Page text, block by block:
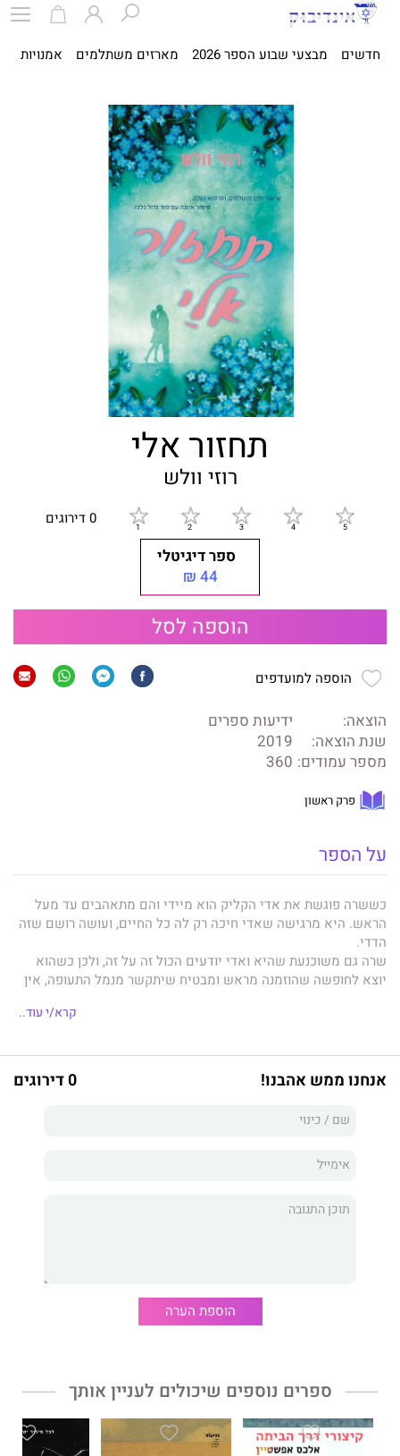
חדשים מבצעי שבוע הספר 2026 מארזים משתלמים אמנויות
תחזור אלי
רוזי וולש
0 דירוגים
ספר דיגיטלי
44 ₪
הוספה לסל
הוספה למועדפים
הוצאה:
ידיעות ספרים
שנת הוצאה:
2019
מספר עמודים: 360
פרק ראשון
על הספר
כששרה פוגשת את אדי הקליק הוא מיידי והם מתאהבים עד מעל
הראש. היא מרגישה שאדי חיכה רק לה כל החיים, ועושה רושם שזה
הדדי.
שרה גם משוכנעת שהיא ואדי יודעים הכול זה על זה, ולכן כשהוא
יוצא לחופשה שהוזמנה מראש ומבטיח שיתקשר מנמל התעופה, אין
יודעת שמשהו קרה. חייב להיות הסבר כלשהו להיעלמות, והיא נחושה
לגלות מהו.
ושוב לכיוונים מפתיעים במיוחד.
קרא/י עוד..
אנחנו ממש אהבנו! 0 דירוגים
הוספת הערה
ספרים נוספים שיכולים לעניין אותך